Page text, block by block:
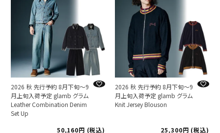
2026 秋 先行予約 8月下旬～9
月上旬入荷予定 glamb グラム
Leather Combination Denim
Set Up
50,160
税込
2026 秋 先行予約 8月下旬～9
月上旬入荷予定 glamb グラム
Knit Jersey Blouson
25,300 税込